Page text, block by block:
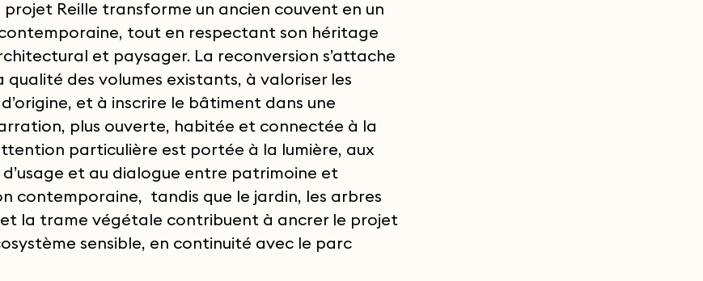
projet Reille transforme un ancien couvent en un
contemporaine, tout en respectant son héritage
et paysager. La reconversion s’attache
qualité des volumes existants, à valoriser les
et à inscrire le bâtiment dans une
plus ouverte, habitée et connectée à la
particulière est portée à la lumière, aux
d’usage et au dialogue entre patrimoine et
contemporaine, tandis que le jardin, les arbres
et la trame végétale contribuent à ancrer le projet
sensible, en continuité avec le parc